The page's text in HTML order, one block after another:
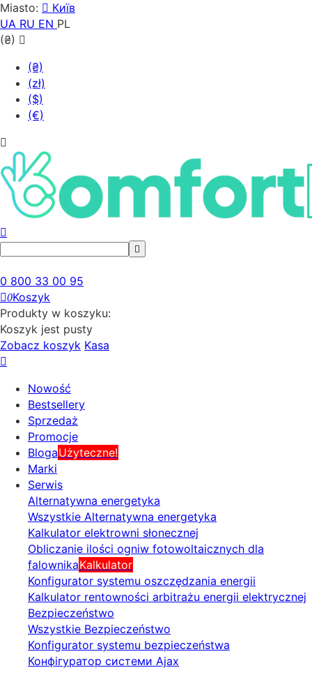
Miasto:
Київ
UA RU EN PL
(₴)
(₴)
(zł)
($)
(€)
0 800 33 00 95
0Koszyk
Produkty w koszyku:
Koszyk jest pusty
Zobacz koszyk Kasa
Nowość
Bestsellery
Sprzedaż
Promocje
BlogaUżyteczne!
Marki
Serwis
Alternatywna energetyka
Wszystkie Alternatywna energetyka
Kalkulator elektrowni słonecznej
Obliczanie ilości ogniw fotowoltaicznych dla
falownikaKalkulator
Konfigurator systemu oszczędzania energii
Kalkulator rentowności arbitrażu energii elektrycznej
Bezpieczeństwo
Wszystkie Bezpieczeństwo
Konfigurator systemu bezpieczeństwa
Конфігуратор системи Ajax